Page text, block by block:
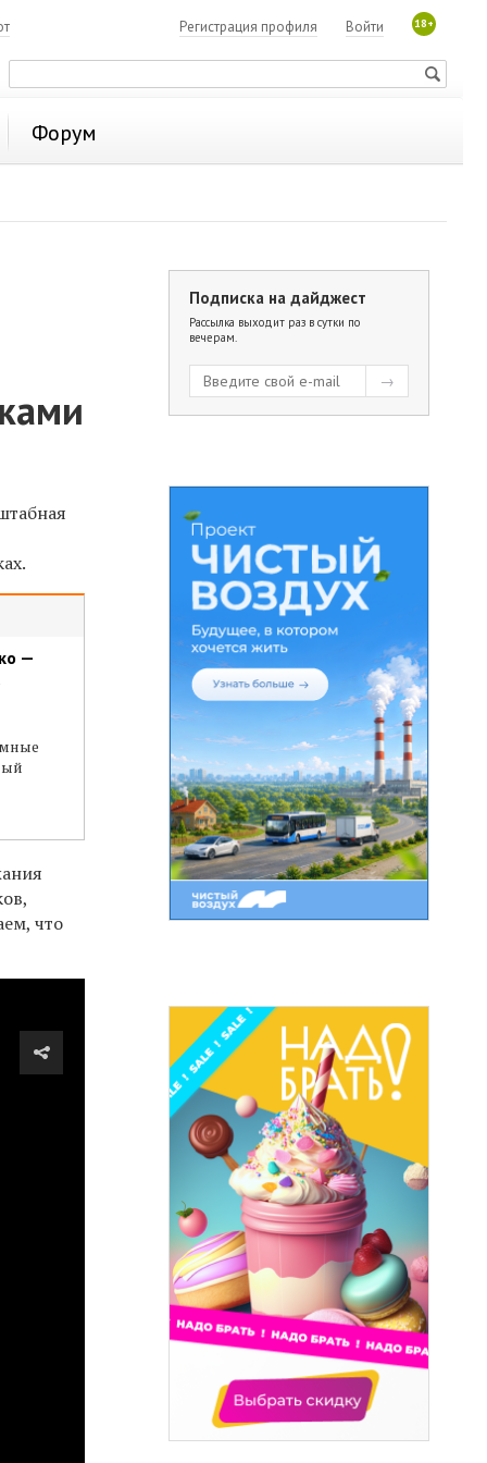
18+
Войти
Регистрация профиля
Форум
—
что
Подписка на дайджест
Рассылка выходит раз в сутки по
вечерам.